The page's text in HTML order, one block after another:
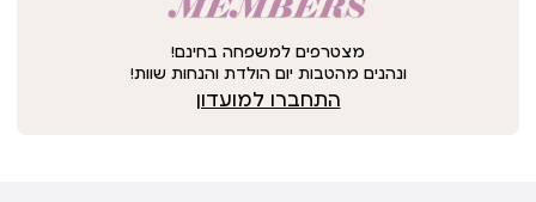
מצטרפים למשפחה בחינם!
ונהנים מהטבות יום הולדת והנחות שוות!
התחברו למועדון